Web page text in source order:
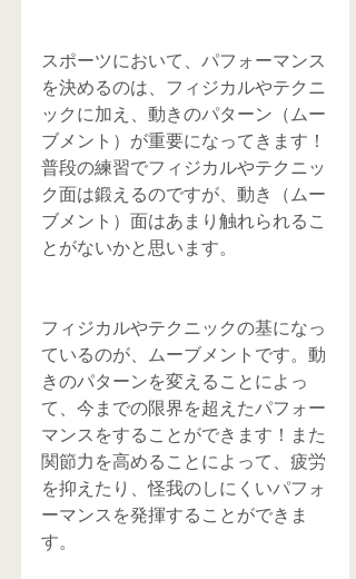
スポーツにおいて、パフォーマンス
を決めるのは、フィジカルやテクニ
ックに加え、動きのパターン（ムー
ブメント）が重要になってきます！
普段の練習でフィジカルやテクニッ
ク面は鍛えるのですが、動き（ムー
ブメント）面はあまり触れられるこ
とがないかと思います。
フィジカルやテクニックの基になっ
ているのが、ムーブメントです。動
きのパターンを変えることによっ
て、今までの限界を超えたパフォー
マンスをすることができます！また
関節力を高めることによって、疲労
を抑えたり、怪我のしにくいパフォ
ーマンスを発揮することができま
す。